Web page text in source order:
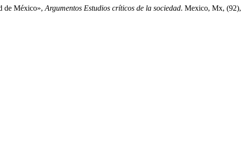
de México», Argumentos Estudios críticos de la sociedad. Mexico, Mx, (92),